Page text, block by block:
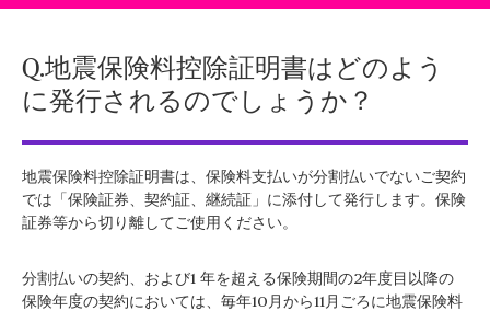
Q.地震保険料控除証明書はどのよう
に発行されるのでしょうか？
地震保険料控除証明書は、保険料支払いが分割払いでないご契約
では「保険証券、契約証、継続証」に添付して発行します。保険
証券等から切り離してご使用ください。
分割払いの契約、および1 年を超える保険期間の2年度目以降の
保険年度の契約においては、毎年10月から11月ごろに地震保険料